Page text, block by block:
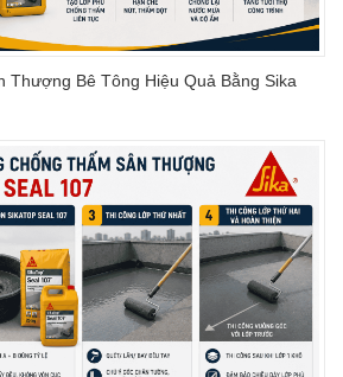
Thượng Bê Tông Hiệu Quả Bằng Sika